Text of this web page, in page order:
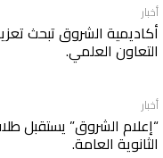
أخبار
أكاديمية الشروق تبحث
التعاون العلمي.
أخبار
“إعلام الشروق” يستقبل
الثانوية العامة.